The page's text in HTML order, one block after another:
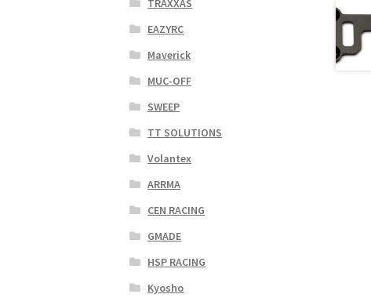
TRAXXAS
EAZYRC
Maverick
MUC-OFF
SWEEP
TT SOLUTIONS
Volantex
ARRMA
CEN RACING
GMADE
HSP RACING
Kyosho